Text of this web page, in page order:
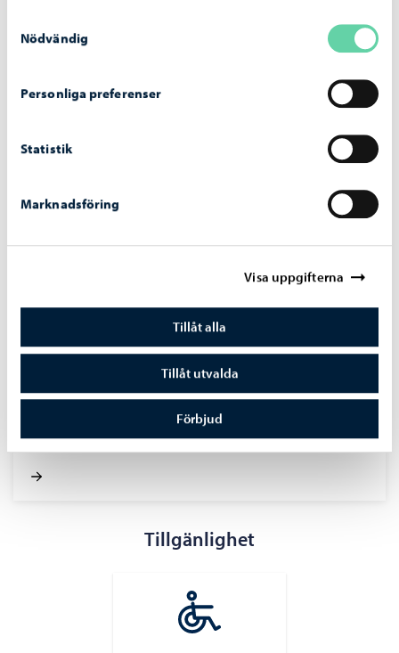
Nödvändig
Personliga preferenser
Statistik
Marknadsföring
Visa uppgifterna
Tillåt alla
Tillåt utvalda
Förbjud
Ladda ner pdf-broschyren.
Minnesmärkenas Borgå
Gå i fotspåren av konst- och kulturskaparna och upptäck
deras Borgå (broschyr, pdf).
Tillgänlighet